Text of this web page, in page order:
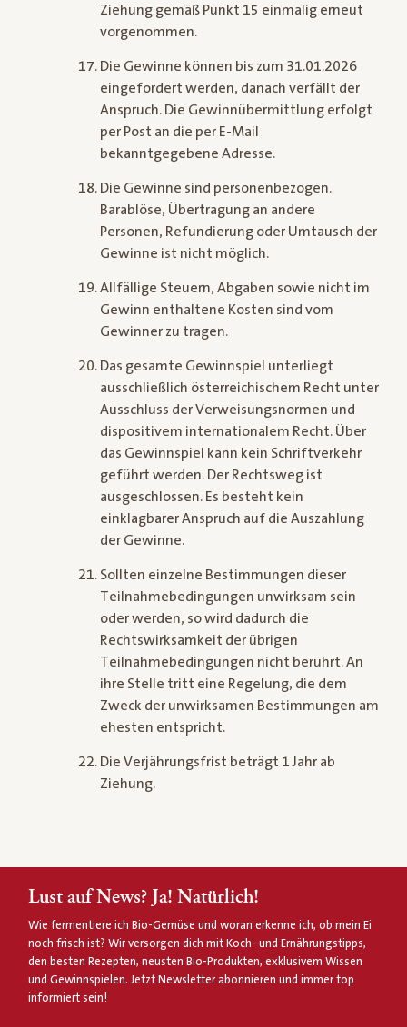
Ziehung gemäß Punkt 15 einmalig erneut
vorgenommen.
Die Gewinne können bis zum 31.01.2026
eingefordert werden, danach verfällt der
Anspruch. Die Gewinnübermittlung erfolgt
per Post an die per E-Mail
bekanntgegebene Adresse.
Die Gewinne sind personenbezogen.
Barablöse, Übertragung an andere
Personen, Refundierung oder Umtausch der
Gewinne ist nicht möglich.
Allfällige Steuern, Abgaben sowie nicht im
Gewinn enthaltene Kosten sind vom
Gewinner zu tragen.
Das gesamte Gewinnspiel unterliegt
ausschließlich österreichischem Recht unter
Ausschluss der Verweisungsnormen und
dispositivem internationalem Recht. Über
das Gewinnspiel kann kein Schriftverkehr
geführt werden. Der Rechtsweg ist
ausgeschlossen. Es besteht kein
einklagbarer Anspruch auf die Auszahlung
der Gewinne.
Sollten einzelne Bestimmungen dieser
Teilnahmebedingungen unwirksam sein
oder werden, so wird dadurch die
Rechtswirksamkeit der übrigen
Teilnahmebedingungen nicht berührt. An
ihre Stelle tritt eine Regelung, die dem
Zweck der unwirksamen Bestimmungen am
ehesten entspricht.
Die Verjährungsfrist beträgt 1 Jahr ab
Ziehung.
Lust auf News? Ja! Natürlich!
Wie fermentiere ich Bio-Gemüse und woran erkenne ich, ob mein Ei
noch frisch ist? Wir versorgen dich mit Koch- und Ernährungstipps,
den besten Rezepten, neusten Bio-Produkten, exklusivem Wissen
und Gewinnspielen. Jetzt Newsletter abonnieren und immer top
informiert sein!